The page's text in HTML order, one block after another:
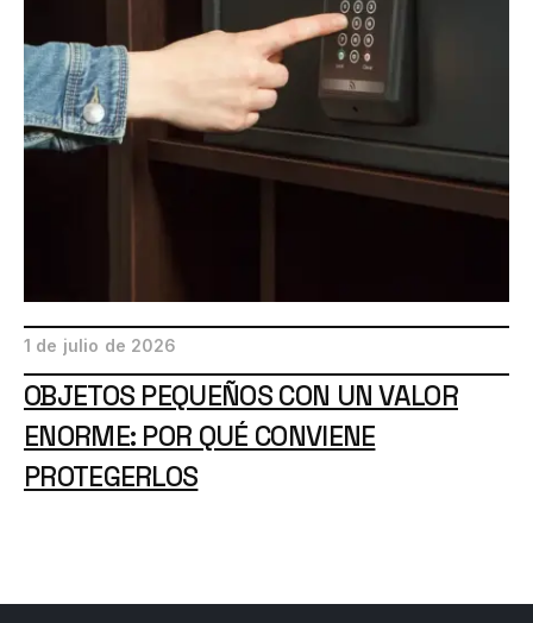
1 de julio de 2026
OBJETOS PEQUEÑOS CON UN VALOR
ENORME: POR QUÉ CONVIENE
PROTEGERLOS